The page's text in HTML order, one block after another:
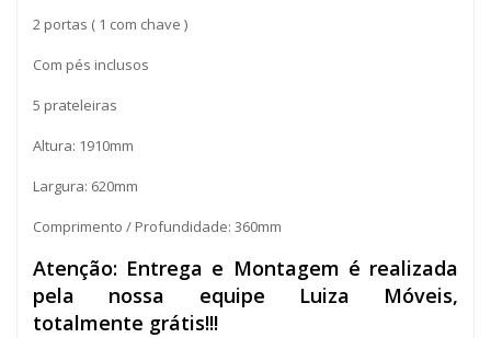
2 portas ( 1 com chave )
Com pés inclusos
5 prateleiras
Altura: 1910mm
Largura: 620mm
Comprimento / Profundidade: 360mm
Atenção: Entrega e Montagem é realizada
pela nossa equipe Luiza Móveis,
totalmente grátis!!!